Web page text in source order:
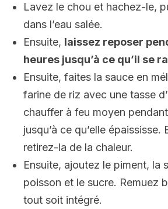
Lavez le chou et hachez-le,
dans l’eau salée.
Ensuite, laissez reposer
heures jusqu’à ce qu’il se
Ensuite, faites la sauce en
farine de riz avec une tasse
chauffer à feu moyen
jusqu’à ce qu’elle épaississe.
retirez-la de la chaleur.
Ensuite, ajoutez le piment, la
poisson et le sucre. Remuez
tout soit intégré.